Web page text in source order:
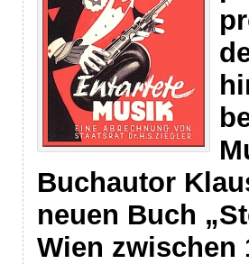
Buchautor
neuen Buch
Wien zwischen